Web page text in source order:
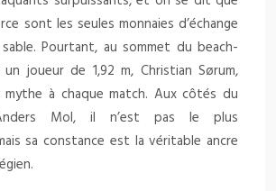
sont les seules monnaies d’échange
Pourtant, au sommet du beach-
joueur de 1,92 m, Christian Sørum,
à chaque match. Aux côtés du
Mol, il n’est pas le plus
sa constance est la véritable ancre